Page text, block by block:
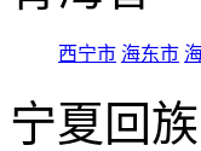
西宁市 海东市
宁夏回